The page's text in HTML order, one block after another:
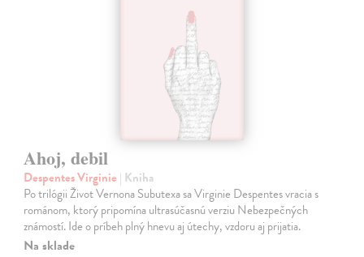
Ahoj, debil
Despentes Virginie | Kniha
Po trilógii Život Vernona Subutexa sa Virginie Despentes vracia s
románom, ktorý pripomína ultrasúčasnú verziu Nebezpečných
známostí. Ide o príbeh plný hnevu aj útechy, vzdoru aj prijatia.
Na sklade